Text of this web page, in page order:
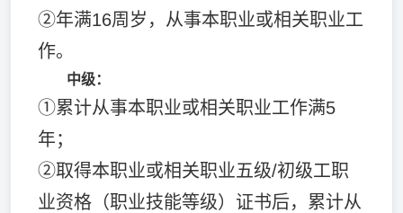
②年满16周岁，从事本职业或相关职业工
作。
中级：
①累计从事本职业或相关职业工作满5
年；
②取得本职业或相关职业五级/初级工职
业资格（职业技能等级）证书后，累计从